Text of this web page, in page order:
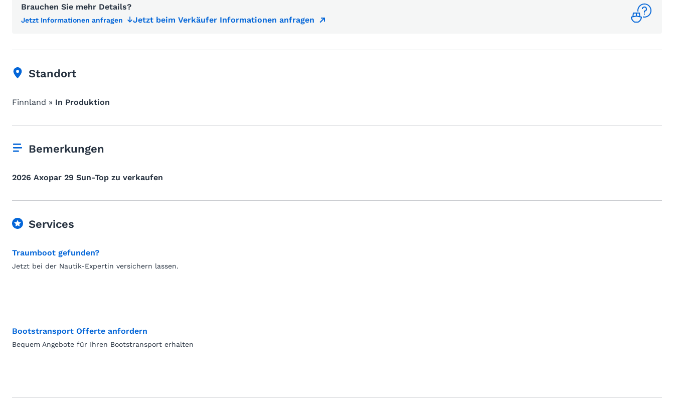
Brauchen Sie mehr Details?
Jetzt Informationen anfragen Jetzt beim Verkäufer Informationen anfragen
Standort
Finnland » In Produktion
Bemerkungen
2026 Axopar 29 Sun-Top zu verkaufen
Services
Traumboot gefunden?
Jetzt bei der Nautik-Expertin versichern lassen.
Bootstransport Offerte anfordern
Bequem Angebote für Ihren Bootstransport erhalten